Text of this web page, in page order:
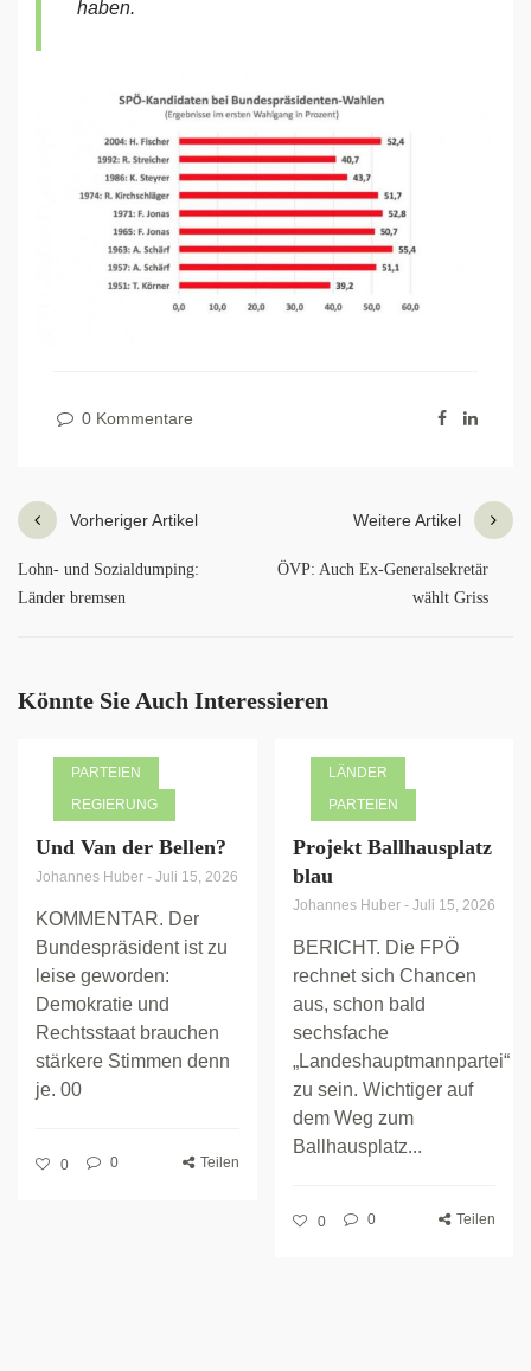
haben.
0 Kommentare
Vorheriger Artikel
Lohn- und Sozialdumping:
Länder bremsen
Weitere Artikel
ÖVP: Auch Ex-Generalsekretär
wählt Griss
Könnte Sie Auch Interessieren
PARTEIEN
REGIERUNG
Und Van der Bellen?
Johannes Huber - Juli 15, 2026
KOMMENTAR. Der
Bundespräsident ist zu
leise geworden:
Demokratie und
Rechtsstaat brauchen
stärkere Stimmen denn
je. 00
0 0 Teilen
LÄNDER
PARTEIEN
Projekt Ballhausplatz
blau
Johannes Huber - Juli 15, 2026
BERICHT. Die FPÖ
rechnet sich Chancen
aus, schon bald
sechsfache
„Landeshauptmannpartei“
zu sein. Wichtiger auf
dem Weg zum
Ballhausplatz...
0 0 Teilen